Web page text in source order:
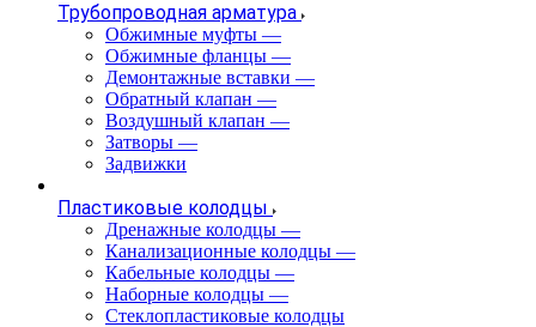
Трубопроводная арматура
Обжимные муфты —
Обжимные фланцы —
Демонтажные вставки —
Обратный клапан —
Воздушный клапан —
Затворы —
Задвижки
Пластиковые колодцы
Дренажные колодцы —
Канализационные колодцы —
Кабельные колодцы —
Наборные колодцы —
Стеклопластиковые колодцы